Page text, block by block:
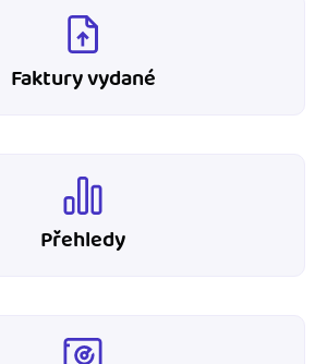
Faktury vydané
Přehledy